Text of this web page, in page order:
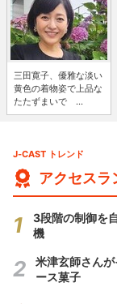
三田寛子、優雅な淡い
黄色の着物姿で上品な
たたずまいで ...
J-CAST トレンド
アクセスラ
3段階の制御を
機
米津玄師さん
ース菓子